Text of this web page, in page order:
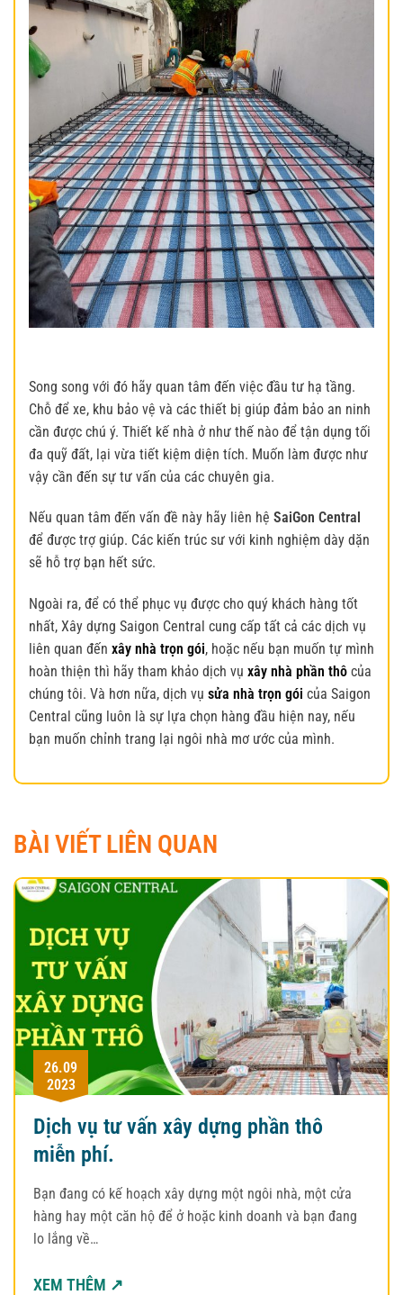
Song song với đó hãy quan tâm đến việc đầu tư hạ tầng.
Chỗ để xe, khu bảo vệ và các thiết bị giúp đảm bảo an ninh
cần được chú ý. Thiết kế nhà ở như thế nào để tận dụng tối
đa quỹ đất, lại vừa tiết kiệm diện tích. Muốn làm được như
vậy cần đến sự tư vấn của các chuyên gia.
Nếu quan tâm đến vấn đề này hãy liên hệ SaiGon Central
để được trợ giúp. Các kiến trúc sư với kinh nghiệm dày dặn
sẽ hỗ trợ bạn hết sức.
Ngoài ra, để có thể phục vụ được cho quý khách hàng tốt
nhất, Xây dựng Saigon Central cung cấp tất cả các dịch vụ
liên quan đến xây nhà trọn gói, hoặc nếu bạn muốn tự mình
hoàn thiện thì hãy tham khảo dịch vụ xây nhà phần thô của
chúng tôi. Và hơn nữa, dịch vụ sửa nhà trọn gói của Saigon
Central cũng luôn là sự lựa chọn hàng đầu hiện nay, nếu
bạn muốn chỉnh trang lại ngôi nhà mơ ước của mình.
BÀI VIẾT LIÊN QUAN
26.09
2023
Dịch vụ tư vấn xây dựng phần thô
miễn phí.
Bạn đang có kế hoạch xây dựng một ngôi nhà, một cửa
hàng hay một căn hộ để ở hoặc kinh doanh và bạn đang
lo lắng về…
XEM THÊM ↗